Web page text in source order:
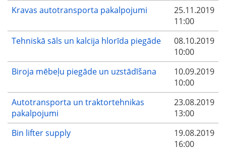
Kravas autotransporta pakalpojumi
25.11.2019
11:00
Tehniskā sāls un kalcija hlorīda piegāde
08.10.2019
10:00
Biroja mēbeļu piegāde un uzstādīšana
10.09.2019
10:00
Autotransporta un traktortehnikas
pakalpojumi
23.08.2019
13:00
Bin lifter supply
19.08.2019
16:00